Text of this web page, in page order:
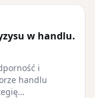
w handlu.
i
handlu